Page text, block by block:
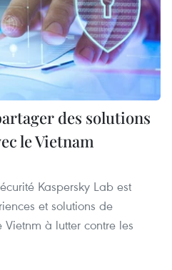
des solutions
le Vietnam
Kaspersky Lab est
et solutions de
à lutter contre les